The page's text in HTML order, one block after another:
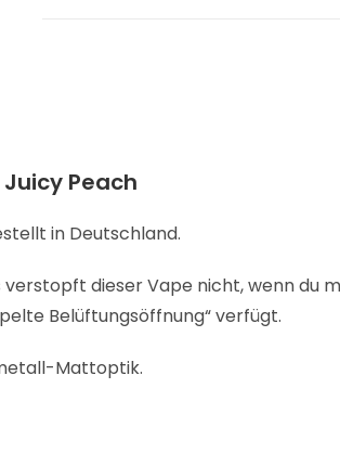
Peach
in Deutschland.
dieser Vape nicht, wenn du
Belüftungsöffnung“ verfügt.
Mattoptik.